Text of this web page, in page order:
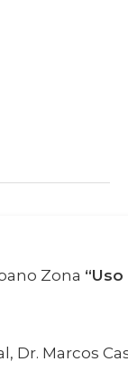
Zona “Uso
Dr. Marcos